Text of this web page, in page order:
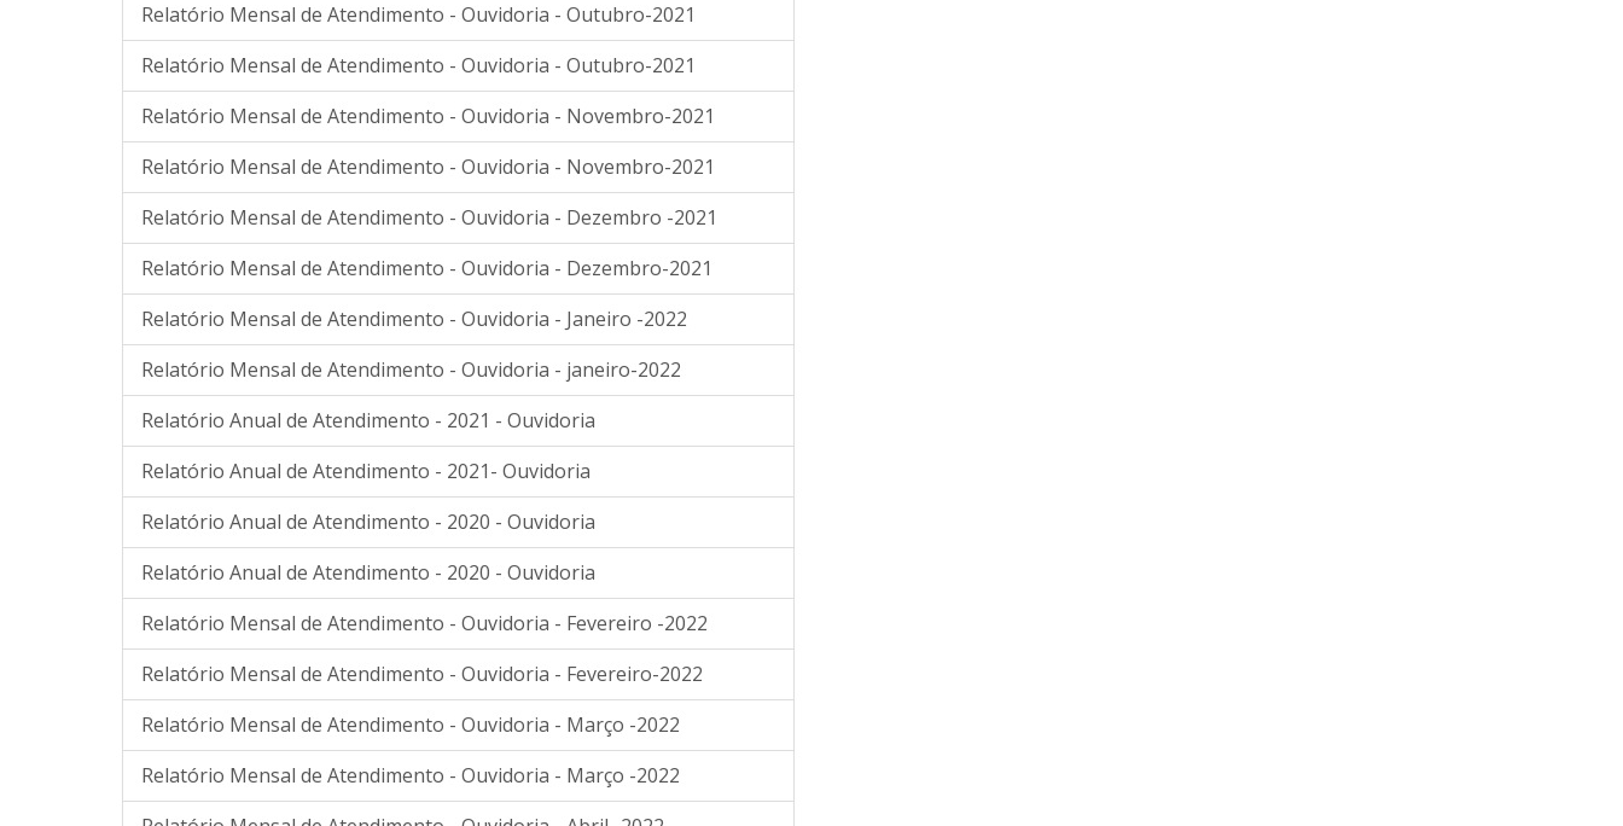
Relatório Mensal de Atendimento - Ouvidoria - Outubro-2021
Relatório Mensal de Atendimento - Ouvidoria - Outubro-2021
Relatório Mensal de Atendimento - Ouvidoria - Novembro-2021
Relatório Mensal de Atendimento - Ouvidoria - Novembro-2021
Relatório Mensal de Atendimento - Ouvidoria - Dezembro -2021
Relatório Mensal de Atendimento - Ouvidoria - Dezembro-2021
Relatório Mensal de Atendimento - Ouvidoria - Janeiro -2022
Relatório Mensal de Atendimento - Ouvidoria - janeiro-2022
Relatório Anual de Atendimento - 2021 - Ouvidoria
Relatório Anual de Atendimento - 2021- Ouvidoria
Relatório Anual de Atendimento - 2020 - Ouvidoria
Relatório Anual de Atendimento - 2020 - Ouvidoria
Relatório Mensal de Atendimento - Ouvidoria - Fevereiro -2022
Relatório Mensal de Atendimento - Ouvidoria - Fevereiro-2022
Relatório Mensal de Atendimento - Ouvidoria - Março -2022
Relatório Mensal de Atendimento - Ouvidoria - Março -2022